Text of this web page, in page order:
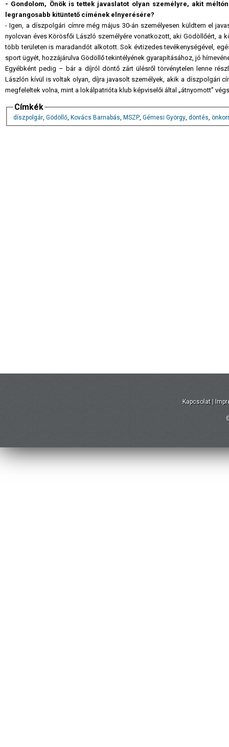
- Gondolom, Önök is tettek javaslatot olyan személyre, akit
legrangosabb kitüntető címének elnyerésére?
- Igen, a díszpolgári címre még május 30-án személyesen küldtem el
nyolcvan éves Körösfői László személyére vonatkozott, aki Gödöllőért, a
több területen is maradandót alkotott. Sok évtizedes tevékenységével,
sport ügyét, hozzájárulva Gödöllő tekintélyének gyarapításához, jó
Egyébként pedig – bár a díjról döntő zárt ülésről törvénytelen lenne
Lászlón kívül is voltak olyan, díjra javasolt személyek, akik a díszpolgári
megfeleltek volna, mint a lokálpatrióta klub képviselői által „átnyomott”
Címkék
díszpolgár, Gödöllő, Kovács Barnabás, MSZP, Gémesi György, döntés,
Kapcsolat |